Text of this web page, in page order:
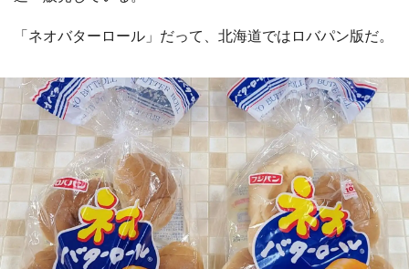
「ネオバターロール」だって、北海道ではロバパン版だ。